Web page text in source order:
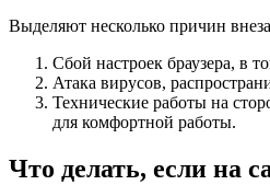
Выделяют несколько причин
Сбой настроек браузера, в
Атака вирусов,
Технические работы на
для комфортной работы.
Что делать, если на